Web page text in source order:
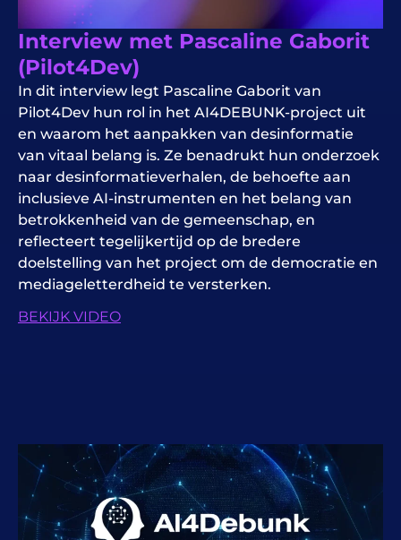
Interview met Pascaline Gaborit
(Pilot4Dev)
In dit interview legt Pascaline Gaborit van
Pilot4Dev hun rol in het AI4DEBUNK-project uit
en waarom het aanpakken van desinformatie
van vitaal belang is. Ze benadrukt hun onderzoek
naar desinformatieverhalen, de behoefte aan
inclusieve AI-instrumenten en het belang van
betrokkenheid van de gemeenschap, en
reflecteert tegelijkertijd op de bredere
doelstelling van het project om de democratie en
mediageletterdheid te versterken.
BEKIJK VIDEO